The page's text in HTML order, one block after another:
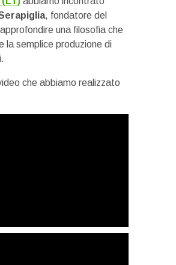
, fondatore del
una filosofia che
la semplice produzione di
che abbiamo realizzato